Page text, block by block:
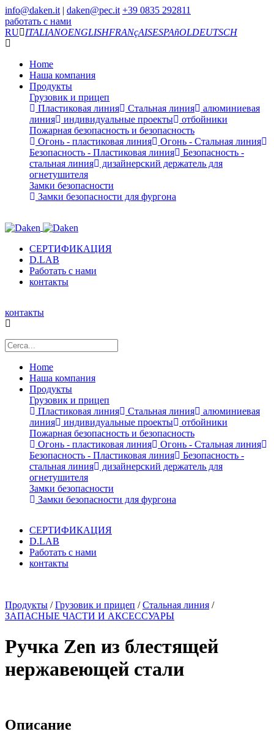
info@daken.it | daken@pec.it +39 0835 292811
работать с нами
RU
ITALIANOENGLISHFRANçAISESPAñOLDEUTSCH
Home
Наша компания
Продукты
Грузовик и прицеп
Пластиковая линия
Стальная линия
алюминиевая
линия
индивидуальные проекты
отбойники
Пожарная безопасность и безопасность
Огонь - пластиковая линия
Огонь - Стальная линия
Безопасность - Пластиковая линия
Безопасность -
стальная линия
дизайнерский держатель для
огнетушителя
Замки безопасности
Замки безопасности для фургона
СЕРТИФИКАЦИЯ
D.LAB
Работать с нами
контакты
контакты
Home
Наша компания
Продукты
Грузовик и прицеп
Пластиковая линия
Стальная линия
алюминиевая
линия
индивидуальные проекты
отбойники
Пожарная безопасность и безопасность
Огонь - пластиковая линия
Огонь - Стальная линия
Безопасность - Пластиковая линия
Безопасность -
стальная линия
дизайнерский держатель для
огнетушителя
Замки безопасности
Замки безопасности для фургона
СЕРТИФИКАЦИЯ
D.LAB
Работать с нами
контакты
Продукты /Грузовик и прицеп /Стальная линия /
ЗАПАСНЫЕ ЧАСТИ И АКСЕССУАРЫ
Ручка Zen из блестящей
нержавеющей стали
Описание